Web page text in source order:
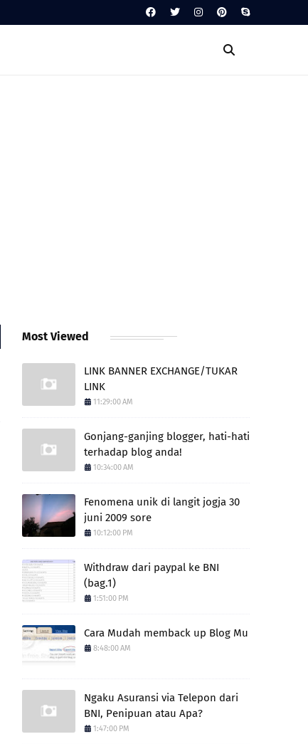
Most Viewed
LINK BANNER EXCHANGE/TUKAR
LINK
11:29:00 AM
Gonjang-ganjing blogger, hati-hati
terhadap blog anda!
10:34:00 AM
Fenomena unik di langit jogja 30
juni 2009 sore
10:12:00 PM
Withdraw dari paypal ke BNI
(bag.1)
1:51:00 PM
Cara Mudah memback up Blog Mu
8:48:00 AM
Ngaku Asuransi via Telepon dari
BNI, Penipuan atau Apa?
1:47:00 PM